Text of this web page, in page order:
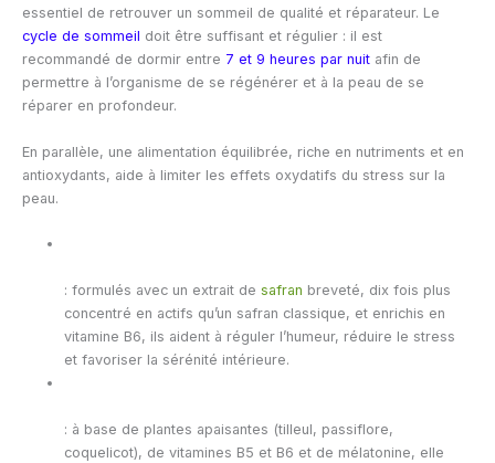
essentiel de retrouver un sommeil de qualité et réparateur. Le
cycle de sommeil doit être suffisant et régulier : il est
recommandé de dormir entre 7 et 9 heures par nuit afin de
permettre à l’organisme de se régénérer et à la peau de se
réparer en profondeur.
En parallèle, une alimentation équilibrée, riche en nutriments et en
antioxydants, aide à limiter les effets oxydatifs du stress sur la
peau.
: formulés avec un extrait desafran breveté, dix fois plus
concentré en actifs qu’un safran classique, et enrichis en
vitamine B6, ils aident à réguler l’humeur, réduire le stress
et favoriser la sérénité intérieure.
: à base de plantes apaisantes (tilleul, passiflore,
coquelicot), de vitamines B5 et B6 et de mélatonine, elle